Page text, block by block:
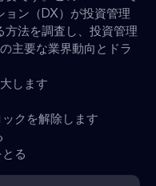
ョン（DX）が投資管理
法を調査し、投資管理
主要な業界動向とドラ
します
クを解除します
る